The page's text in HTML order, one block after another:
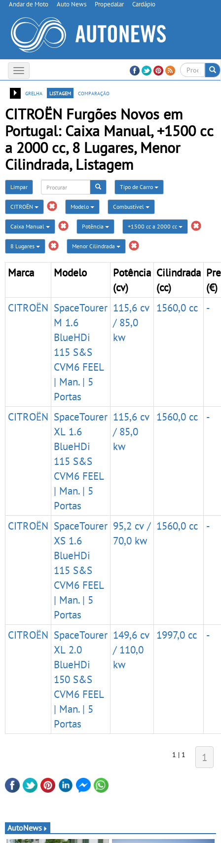
Andar de Moto Auto News Propedalar Cardápio
Toggle
navigation
grelha
listagem comparação
CITROËN Furgões Novos em
Portugal: Caixa Manual, +1500 cc
a 2000 cc, 8 Lugares, Menor
Cilindrada, Listagem
Limpar Tipo de Carro
CITROËN Modelo Combustível
Caixa Manual Potência +1500 cc a 2000 cc
8 Lugares Menor Cilindrada
Marca Modelo
Potência
(cv)
Cilindrada
(cc)
(€)
CITROËN SpaceTourer
M 1.6
BlueHDi
115 S&S
CVM6 FEEL
| Man. | 5
Portas
115,6 cv
/ 85,0
kw
1560,0 cc -
CITROËN SpaceTourer
XL 1.6
BlueHDi
115 S&S
CVM6 FEEL
| Man. | 5
Portas
115,6 cv
/ 85,0
kw
1560,0 cc -
CITROËN SpaceTourer
XS 1.6
BlueHDi
115 S&S
CVM6 FEEL
| Man. | 5
Portas
95,2 cv /
70,0 kw
1560,0 cc -
CITROËN SpaceTourer
XL 2.0
BlueHDi
150 S&S
CVM6 FEEL
| Man. | 5
Portas
149,6 cv
/ 110,0
kw
1997,0 cc -
1 | 1 1
AutoNews